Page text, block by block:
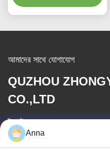
আমাদের সাথে যোগাযোগ
QUZHOU
CO.,LTD
ই-মেইল
Anna